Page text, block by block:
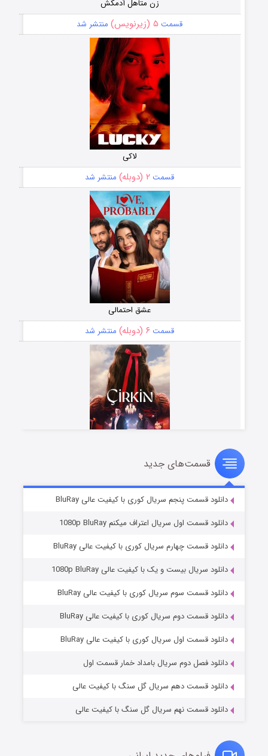
زن متاهل آدمکش
قسمت ۵ (زیرنویس) منتشر شد
لاکی
قسمت ۲ (دوبله) منتشر شد
عشق احتمالی
قسمت ۶ (دوبله) منتشر شد
سریال زشت
قسمت۵ (زیرنویس) منتشر شد
وستی ها
قسمت۱ (زیرنویس) منتشر شد
قسمت‌های جدید
دانلود قسمت پنجم سریال کوری با کیفیت عالی BluRay
دانلود قسمت اول سریال اعتراف میکنم 1080p BluRay
دانلود قسمت چهارم سریال کوری با کیفیت عالی BluRay
دانلود سریال بیست و یک با کیفیت عالی 1080p BluRay
دانلود قسمت سوم سریال کوری با کیفیت عالی BluRay
دانلود قسمت دوم سریال کوری با کیفیت عالی BluRay
دانلود قسمت اول سریال کوری با کیفیت عالی BluRay
دانلود فصل دوم سریال بامداد خمار قسمت اول
دانلود قسمت دهم سریال گل سنگ با کیفیت عالی
دانلود قسمت نهم سریال گل سنگ با کیفیت عالی